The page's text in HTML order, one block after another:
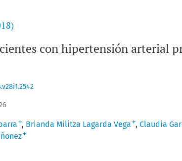
con hipertensión arterial
+ Brianda Militza Lagarda Vega + Claudia
+